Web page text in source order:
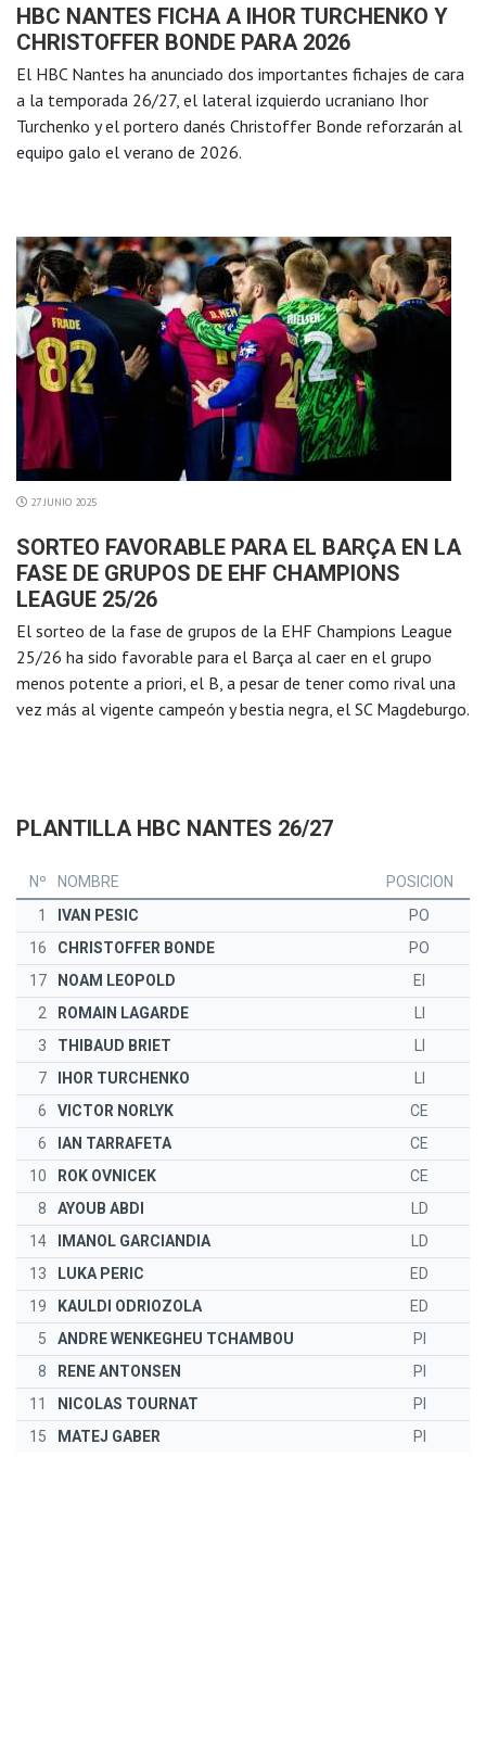
HBC NANTES FICHA A IHOR TURCHENKO Y
CHRISTOFFER BONDE PARA 2026
El HBC Nantes ha anunciado dos importantes fichajes de cara
a la temporada 26/27, el lateral izquierdo ucraniano Ihor
Turchenko y el portero danés Christoffer Bonde reforzarán al
equipo galo el verano de 2026.
27 JUNIO 2025
SORTEO FAVORABLE PARA EL BARÇA EN LA
FASE DE GRUPOS DE EHF CHAMPIONS
LEAGUE 25/26
El sorteo de la fase de grupos de la EHF Champions League
25/26 ha sido favorable para el Barça al caer en el grupo
menos potente a priori, el B, a pesar de tener como rival una
vez más al vigente campeón y bestia negra, el SC Magdeburgo.
PLANTILLA HBC NANTES 26/27
Nº NOMBRE
POSICION
1
IVAN PESIC
PO
16
CHRISTOFFER BONDE
PO
17
NOAM LEOPOLD
EI
2
ROMAIN LAGARDE
3
THIBAUD BRIET
7
IHOR TURCHENKO
6
VICTOR NORLYK
CE
6
IAN TARRAFETA
CE
10
ROK OVNICEK
CE
8
AYOUB ABDI
LD
14
IMANOL GARCIANDIA
LD
13
LUKA PERIC
ED
19
KAULDI ODRIOZOLA
ED
5
ANDRE WENKEGHEU TCHAMBOU
PI
8
RENE ANTONSEN
PI
11
NICOLAS TOURNAT
PI
15
MATEJ GABER PI